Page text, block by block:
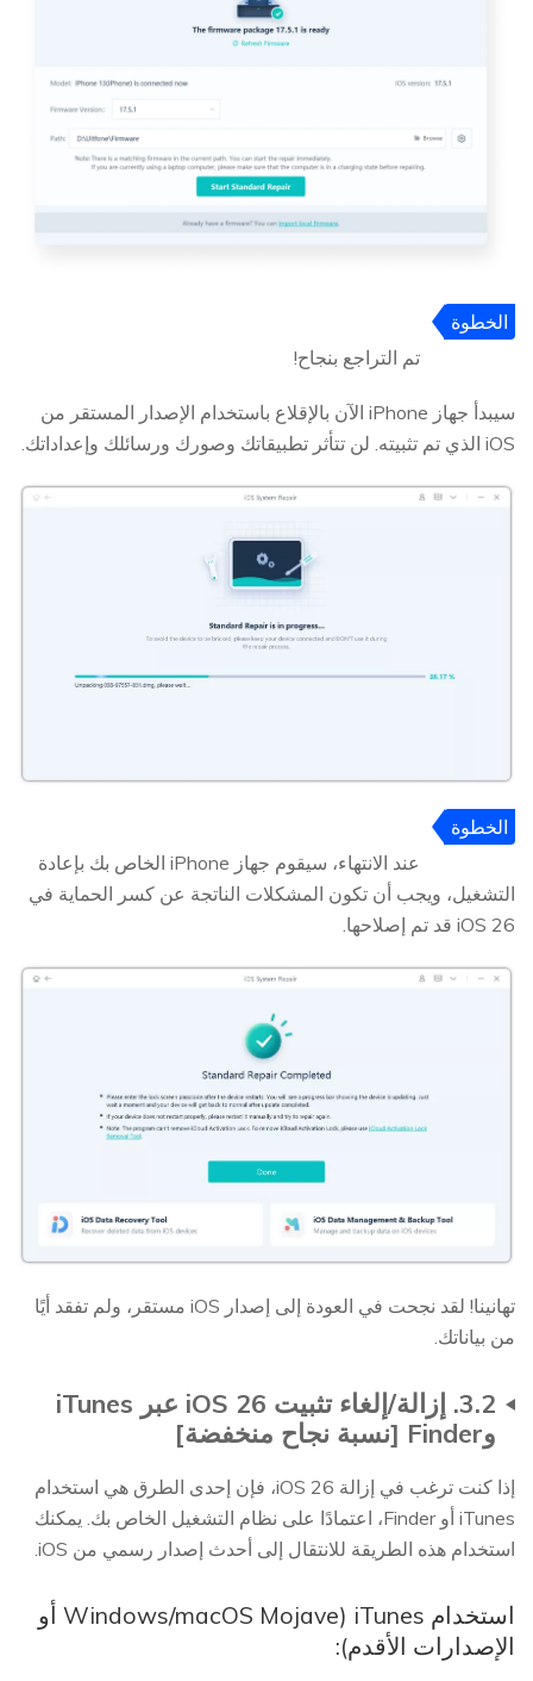
الخطوة
تم التراجع بنجاح!
سيبدأ جهاز iPhone الآن بالإقلاع باستخدام الإصدار المستقر من
iOS الذي تم تثبيته. لن تتأثر تطبيقاتك وصورك ورسائلك وإعداداتك.
الخطوة
عند الانتهاء، سيقوم جهاز iPhone الخاص بك بإعادة
التشغيل، ويجب أن تكون المشكلات الناتجة عن كسر الحماية في
iOS 26 قد تم إصلاحها.
تهانينا! لقد نجحت في العودة إلى إصدار iOS مستقر، ولم تفقد أيًا
من بياناتك.
3.2. إزالة/إلغاء تثبيت iOS 26 عبر iTunes
وFinder [نسبة نجاح منخفضة]
إذا كنت ترغب في إزالة iOS 26، فإن إحدى الطرق هي استخدام
iTunes أو Finder، اعتمادًا على نظام التشغيل الخاص بك. يمكنك
استخدام هذه الطريقة للانتقال إلى أحدث إصدار رسمي من iOS.
استخدام iTunes (Windows/macOS Mojave أو
الإصدارات الأقدم):